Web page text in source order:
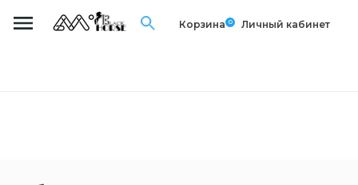
Корзина 0 Личный кабинет